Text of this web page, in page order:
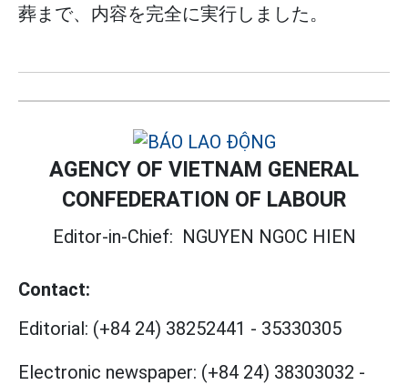
葬まで、内容を完全に実行しました。
AGENCY OF VIETNAM GENERAL
CONFEDERATION OF LABOUR
Editor-in-Chief: NGUYEN NGOC HIEN
Contact:
Editorial: (+84 24) 38252441 - 35330305
Electronic newspaper: (+84 24) 38303032 -